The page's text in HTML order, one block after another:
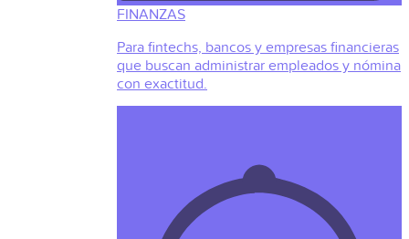
FINANZAS
Para fintechs, bancos y empresas financieras
que buscan administrar empleados y nómina
con exactitud.